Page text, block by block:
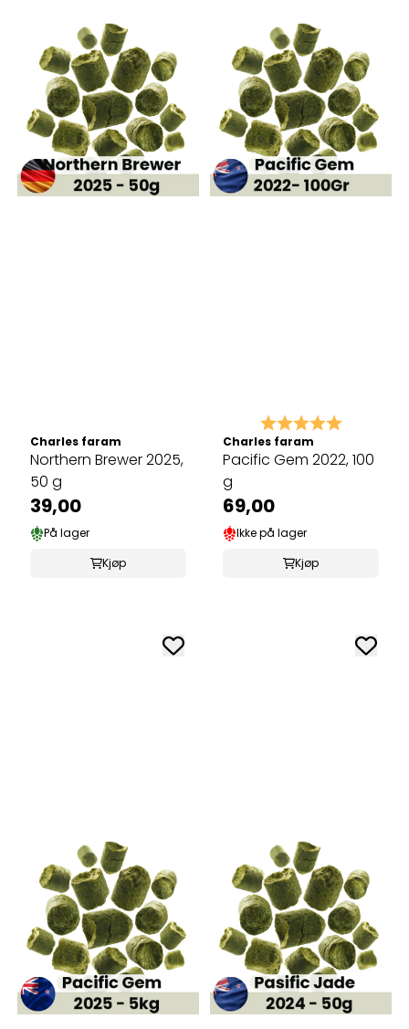
Charles faram
Northern Brewer 2025,
50 g
39,00
På lager
Kjøp
Karakter: 5.0 av 5
Charles faram
Pacific Gem 2022, 100
g
69,00
Ikke på lager
Kjøp